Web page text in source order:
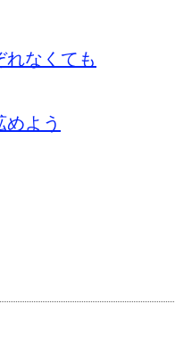
れなくても
よう